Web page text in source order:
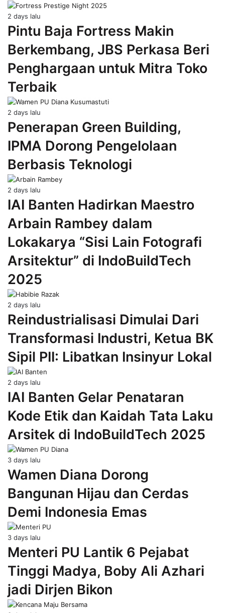
2 days lalu
Pintu Baja Fortress Makin
Berkembang, JBS Perkasa Beri
Penghargaan untuk Mitra Toko
Terbaik
2 days lalu
Penerapan Green Building,
IPMA Dorong Pengelolaan
Berbasis Teknologi
2 days lalu
IAI Banten Hadirkan Maestro
Arbain Rambey dalam
Lokakarya “Sisi Lain Fotografi
Arsitektur” di IndoBuildTech
2025
2 days lalu
Reindustrialisasi Dimulai Dari
Transformasi Industri, Ketua BK
Sipil PII: Libatkan Insinyur Lokal
2 days lalu
IAI Banten Gelar Penataran
Kode Etik dan Kaidah Tata Laku
Arsitek di IndoBuildTech 2025
3 days lalu
Wamen Diana Dorong
Bangunan Hijau dan Cerdas
Demi Indonesia Emas
3 days lalu
Menteri PU Lantik 6 Pejabat
Tinggi Madya, Boby Ali Azhari
jadi Dirjen Bikon